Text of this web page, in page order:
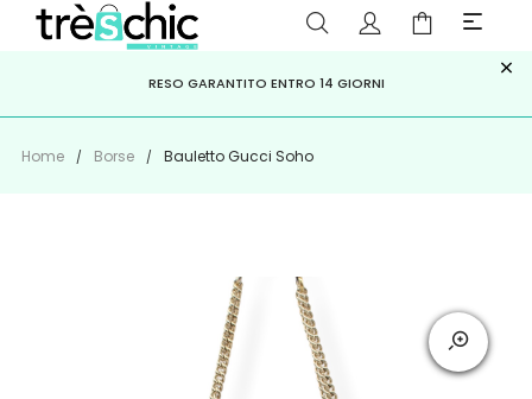
PAGA A RATE CONKLARNA,HEYLIGHT, APPAGO
ISCRIVITI ALLA NEWSLETTER PER NON PERDERE SCONTI E
OFFERTE IMPERDIBILI!
RESO GARANTITO ENTRO 14 GIORNI ×
Home Borse Bauletto Gucci Soho